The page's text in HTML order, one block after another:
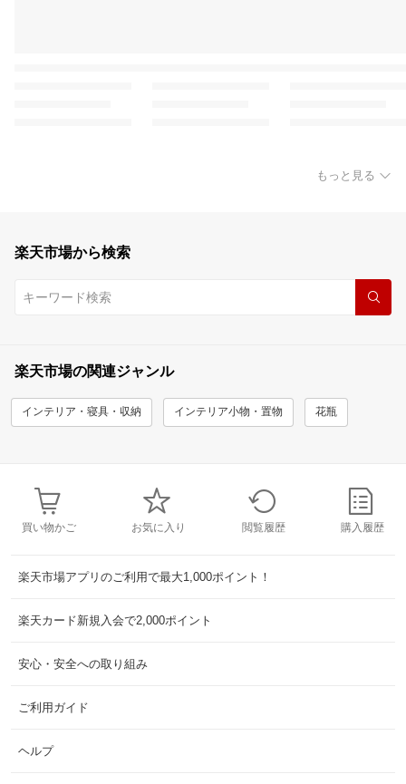
もっと見る
楽天市場から検索
楽天市場の関連ジャンル
インテリア・寝具・収納 インテリア小物・置物 花瓶
買い物かご お気に入り 閲覧履歴 購入履歴
楽天市場アプリのご利用で最大1,000ポイント！
楽天カード新規入会で2,000ポイント
安心・安全への取り組み
ご利用ガイド
ヘルプ